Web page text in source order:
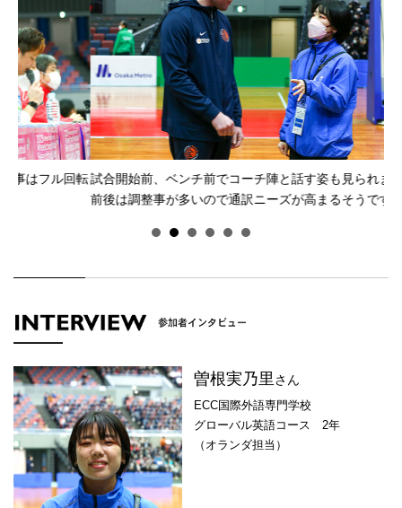
試合開始前、ベンチ前でコーチ陣と話す姿も見られます。ゲーム
前後は調整事が多いので通訳ニーズが高まるそうです。
曽根実乃里さん
ECC国際外語専門学校
グローバル英語コース 2年
（オランダ担当）